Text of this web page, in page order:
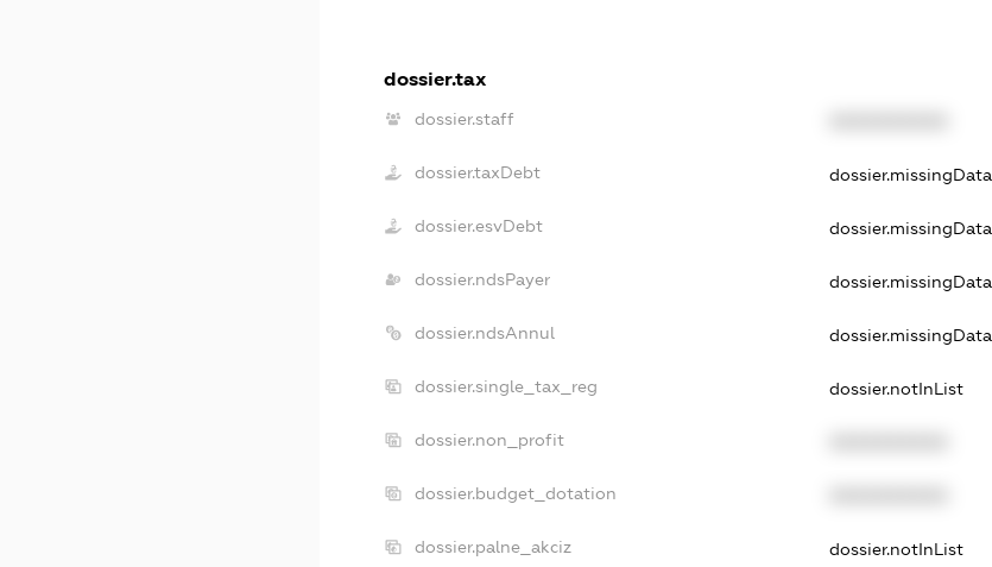
dossier.tax
dossier.staff
dossier.taxDebt dossier.missingData
dossier.esvDebt dossier.missingData
dossier.ndsPayer dossier.missingData
dossier.ndsAnnul dossier.missingData
dossier.single_tax_reg dossier.notInList
dossier.non_profit
dossier.budget_dotation
dossier.palne_akciz dossier.notInList